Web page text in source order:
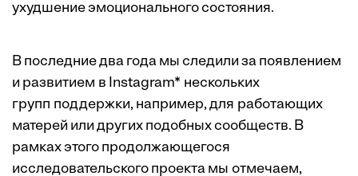
ухудшение эмоционального состояния.
В последние два года мы следили за появлением
и развитием в Instagram* нескольких
групп поддержки, например, для работающих
матерей или других подобных сообществ. В
рамках этого продолжающегося
исследовательского проекта мы отмечаем,